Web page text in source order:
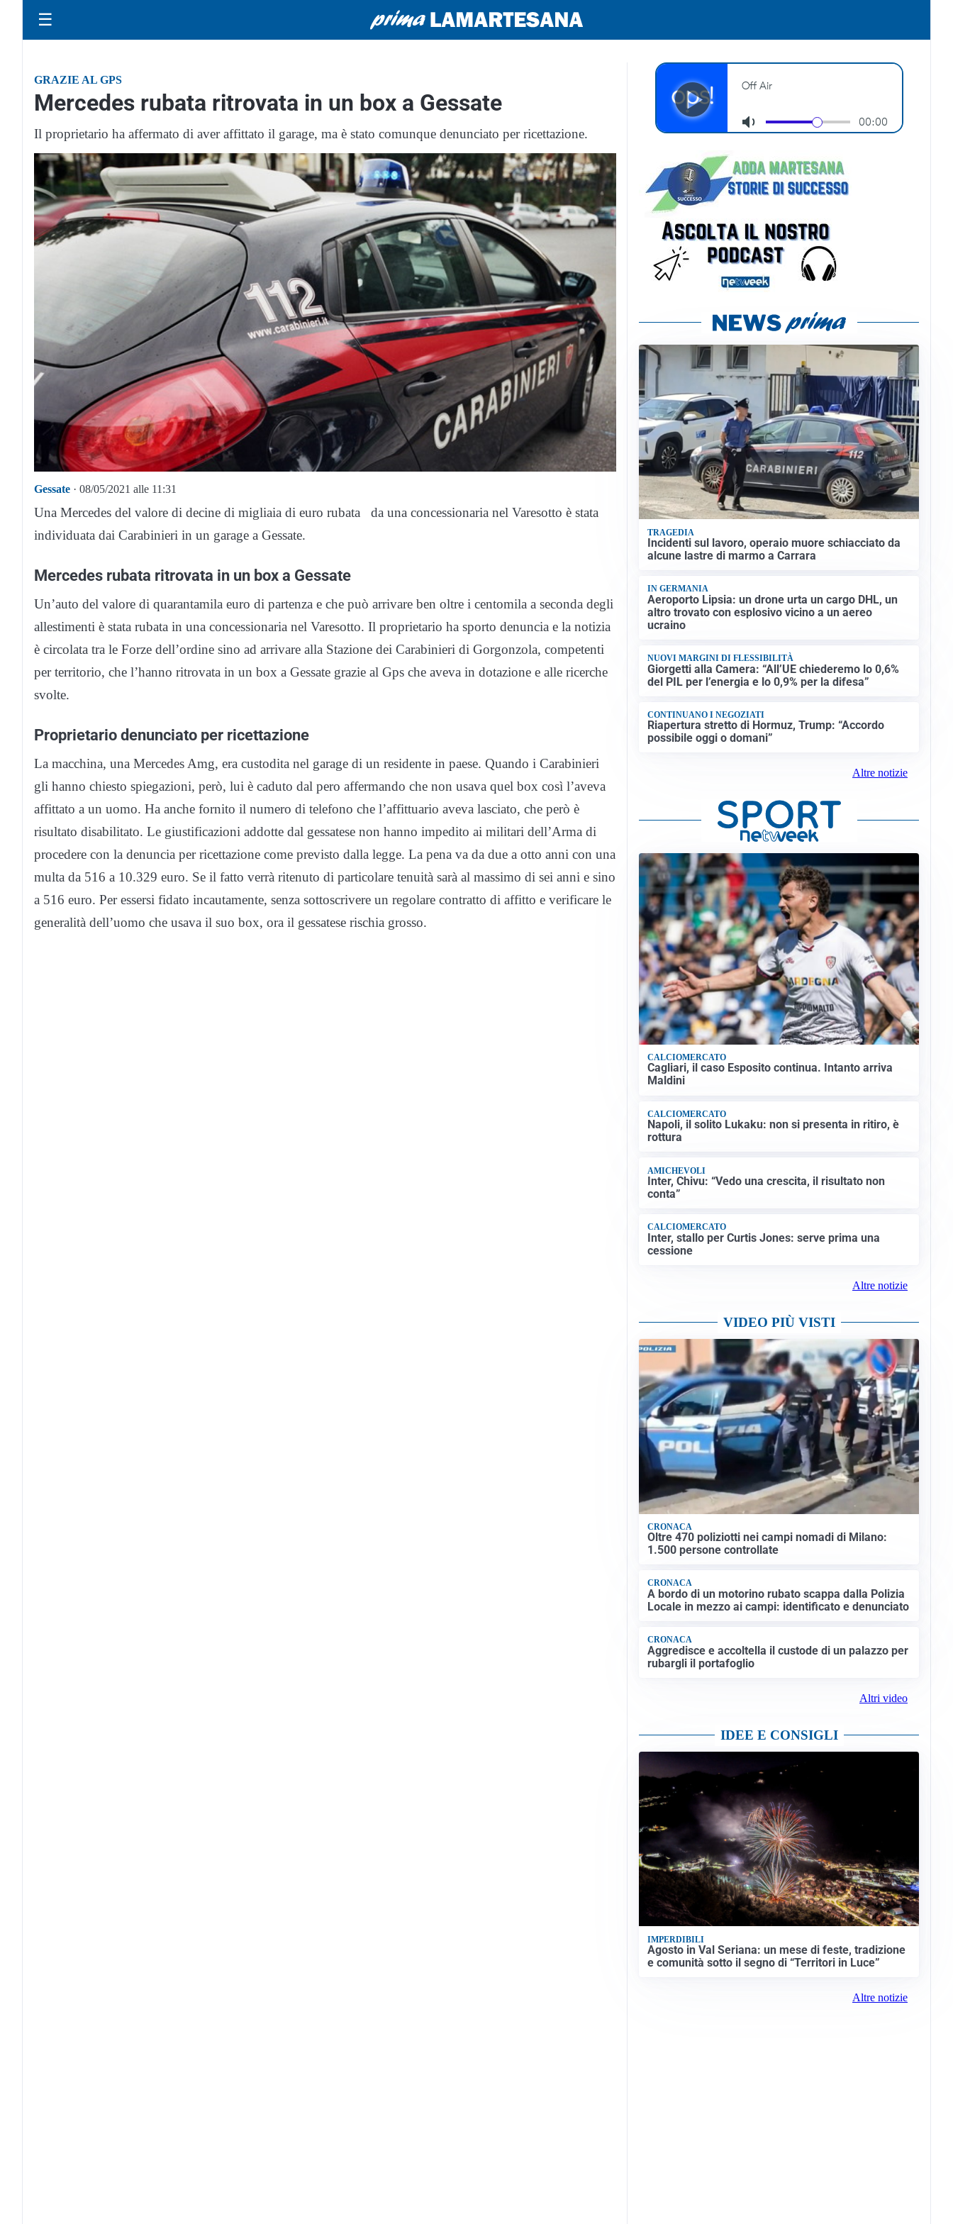
☰
GRAZIE AL GPS
Mercedes rubata ritrovata in un box a Gessate
Il proprietario ha affermato di aver affittato il garage, ma è stato comunque denunciato per ricettazione.
Gessate · 08/05/2021 alle 11:31
Una Mercedes del valore di decine di migliaia di euro rubata da una concessionaria nel Varesotto è stata
individuata dai Carabinieri in un garage a Gessate.
Mercedes rubata ritrovata in un box a Gessate
Un’auto del valore di quarantamila euro di partenza e che può arrivare ben oltre i centomila a seconda degli
allestimenti è stata rubata in una concessionaria nel Varesotto. Il proprietario ha sporto denuncia e la notizia
è circolata tra le Forze dell’ordine sino ad arrivare alla Stazione dei Carabinieri di Gorgonzola, competenti
per territorio, che l’hanno ritrovata in un box a Gessate grazie al Gps che aveva in dotazione e alle ricerche
svolte.
Proprietario denunciato per ricettazione
La macchina, una Mercedes Amg, era custodita nel garage di un residente in paese. Quando i Carabinieri
gli hanno chiesto spiegazioni, però, lui è caduto dal pero affermando che non usava quel box così l’aveva
affittato a un uomo. Ha anche fornito il numero di telefono che l’affittuario aveva lasciato, che però è
risultato disabilitato. Le giustificazioni addotte dal gessatese non hanno impedito ai militari dell’Arma di
procedere con la denuncia per ricettazione come previsto dalla legge. La pena va da due a otto anni con una
multa da 516 a 10.329 euro. Se il fatto verrà ritenuto di particolare tenuità sarà al massimo di sei anni e sino
a 516 euro. Per essersi fidato incautamente, senza sottoscrivere un regolare contratto di affitto e verificare le
generalità dell’uomo che usava il suo box, ora il gessatese rischia grosso.
TRAGEDIA
Incidenti sul lavoro, operaio muore schiacciato da
alcune lastre di marmo a Carrara
IN GERMANIA
Aeroporto Lipsia: un drone urta un cargo DHL, un
altro trovato con esplosivo vicino a un aereo
ucraino
NUOVI MARGINI DI FLESSIBILITÀ
Giorgetti alla Camera: “All’UE chiederemo lo 0,6%
del PIL per l’energia e lo 0,9% per la difesa”
CONTINUANO I NEGOZIATI
Riapertura stretto di Hormuz, Trump: “Accordo
possibile oggi o domani”
Altre notizie
CALCIOMERCATO
Cagliari, il caso Esposito continua. Intanto arriva
Maldini
CALCIOMERCATO
Napoli, il solito Lukaku: non si presenta in ritiro, è
rottura
AMICHEVOLI
Inter, Chivu: “Vedo una crescita, il risultato non
conta”
CALCIOMERCATO
Inter, stallo per Curtis Jones: serve prima una
cessione
Altre notizie
VIDEO PIÙ VISTI
CRONACA
Oltre 470 poliziotti nei campi nomadi di Milano:
1.500 persone controllate
CRONACA
A bordo di un motorino rubato scappa dalla Polizia
Locale in mezzo ai campi: identificato e denunciato
CRONACA
Aggredisce e accoltella il custode di un palazzo per
rubargli il portafoglio
Altri video
IDEE E CONSIGLI
IMPERDIBILI
Agosto in Val Seriana: un mese di feste, tradizione
e comunità sotto il segno di “Territori in Luce”
Altre notizie